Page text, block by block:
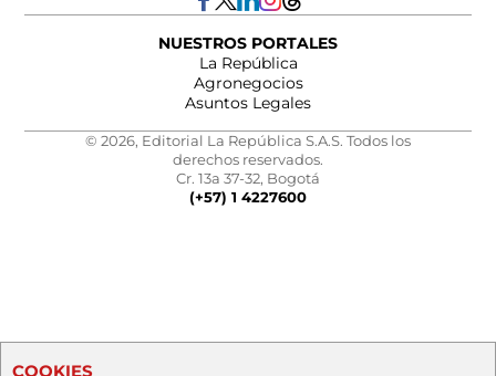
NUESTROS PORTALES
La República
Agronegocios
Asuntos Legales
© 2026, Editorial La República S.A.S. Todos los
derechos reservados.
Cr. 13a 37-32, Bogotá
(+57) 1 4227600
COOKIES